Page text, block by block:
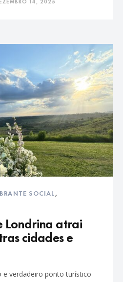
SOCIAL,
Londrina atrai
cidades e
e verdadeiro ponto turístico